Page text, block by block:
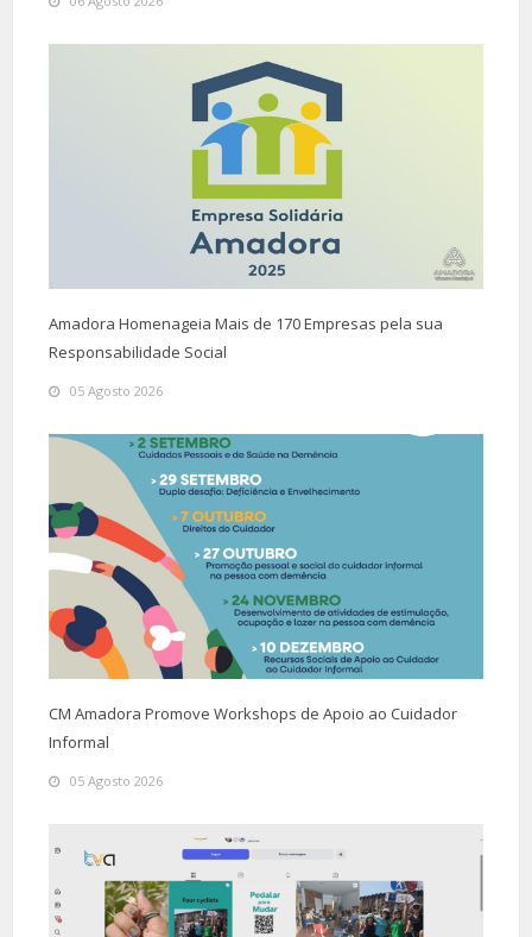
Amadora Homenageia Mais de 170 Empresas pela sua
Responsabilidade Social
05 Agosto 2026
CM Amadora Promove Workshops de Apoio ao Cuidador
Informal
05 Agosto 2026